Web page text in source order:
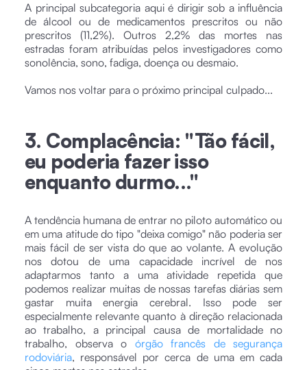
A principal subcategoria aqui é dirigir sob a influência
de álcool ou de medicamentos prescritos ou não
prescritos (11,2%). Outros 2,2% das mortes nas
estradas foram atribuídas pelos investigadores como
sonolência, sono, fadiga, doença ou desmaio.
Vamos nos voltar para o próximo principal culpado...
3. Complacência: "Tão fácil,
eu poderia fazer isso
enquanto durmo..."
A tendência humana de entrar no piloto automático ou
em uma atitude do tipo "deixa comigo" não poderia ser
mais fácil de ser vista do que ao volante. A evolução
nos dotou de uma capacidade incrível de nos
adaptarmos tanto a uma atividade repetida que
podemos realizar muitas de nossas tarefas diárias sem
gastar muita energia cerebral. Isso pode ser
especialmente relevante quanto à direção relacionada
ao trabalho, a principal causa de mortalidade no
trabalho, observa o órgão francês de segurança
rodoviária, responsável por cerca de uma em cada